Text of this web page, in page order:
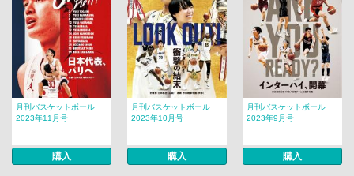
月刊バスケットボール
2023年11月号
購入
月刊バスケットボール
2023年10月号
購入
月刊バスケットボール
2023年9月号
購入